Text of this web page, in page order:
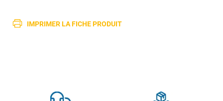
IMPRIMER LA FICHE PRODUIT